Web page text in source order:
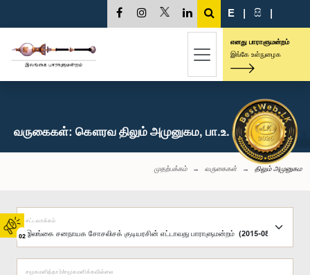
02
E | සි |
எனது பாராளுமன்றம்
இங்கே உள்நுழைக
வருகைகள்: கௌரவ திலும் அமுனுகம, பா.உ.
முதற்பக்கம் வருகைகள் திலும் அமுனுகம
சட்டவாக்கம்
சமூகமளித்தார்/சமூகமளிக்கவில்லை